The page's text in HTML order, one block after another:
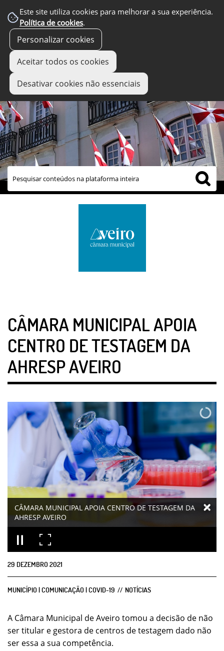
Este site utiliza cookies para melhorar a sua experiência.
Política de cookies.
Personalizar cookies
Aceitar todos os cookies
Desativar cookies não essenciais
links úteis
CÂMARA MUNICIPAL APOIA
CENTRO DE TESTAGEM DA
AHRESP AVEIRO
CÂMARA MUNICIPAL APOIA CENTRO DE TESTAGEM DA
AHRESP AVEIRO
29 DEZEMBRO2021
MUNICÍPIO | COMUNICAÇÃO | COVID-19 NOTÍCIAS
A Câmara Municipal de Aveiro tomou a decisão de não
ser titular e gestora de centros de testagem dado não
ser essa a sua competência.